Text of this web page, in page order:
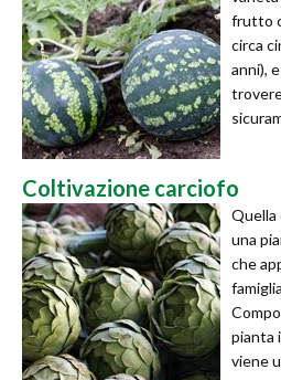
frutto
circa
anni),
Coltivazione carciofo
Quella
una
che
pianta
viene